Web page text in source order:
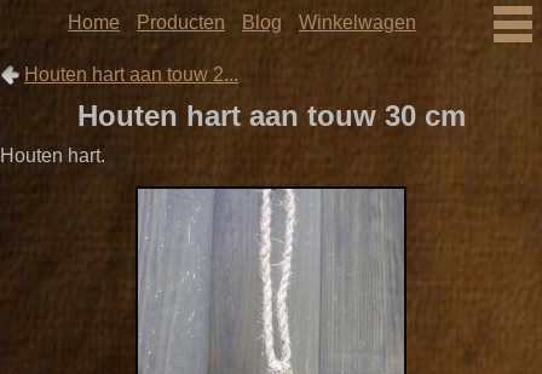
Home Producten Blog Winkelwagen
Houten hart aan touw 2...
Houten hart aan touw 30 cm
Houten hart.